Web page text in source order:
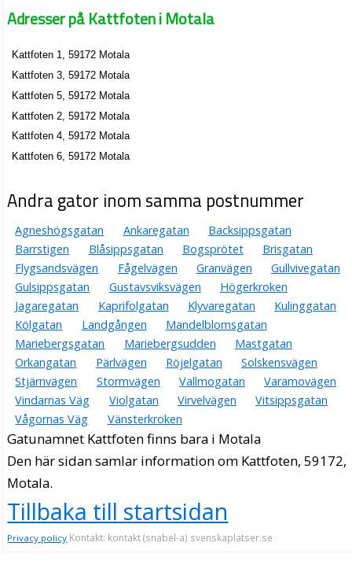
Adresser på Kattfoten i Motala
Kattfoten 1, 59172 Motala
Kattfoten 3, 59172 Motala
Kattfoten 5, 59172 Motala
Kattfoten 2, 59172 Motala
Kattfoten 4, 59172 Motala
Kattfoten 6, 59172 Motala
Andra gator inom samma postnummer
Agneshögsgatan Ankaregatan
Backsippsgatan
Barrstigen
Blåsippsgatan Bogsprötet
Brisgatan
Flygsandsvägen
Fågelvägen Granvägen
Gullvivegatan
Gulsippsgatan
Gustavsviksvägen
Högerkroken
Jagaregatan
Kaprifolgatan Klyvaregatan
Kulinggatan
Kölgatan
Landgången
Mandelblomsgatan
Mariebergsgatan
Mariebergsudden
Mastgatan
Orkangatan
Pärlvägen Röjelgatan
Solskensvägen
Stjärnvägen
Stormvägen Vallmogatan
Varamovägen
Vindarnas Väg
Violgatan Virvelvägen
Vitsippsgatan
Vågornas Väg
Vänsterkroken
Gatunamnet Kattfoten finns bara i Motala
Den här sidan samlar information om Kattfoten, 59172,
Motala.
Tillbaka till startsidan
Privacy policy Kontakt: kontakt (snabel-a) svenskaplatser.se